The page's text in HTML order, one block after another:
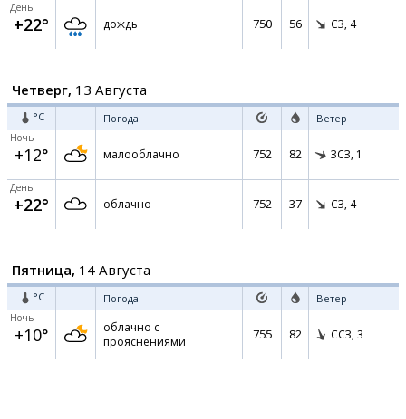
День
+22° дождь 750 56 СЗ, 4
Четверг, 13 Августа
°C Погода Ветер
Ночь
+12° малооблачно 752 82 ЗСЗ, 1
День
+22° облачно 752 37 СЗ, 4
Пятница, 14 Августа
°C Погода Ветер
Ночь
+10°
облачно с
прояснениями
755 82 ССЗ, 3